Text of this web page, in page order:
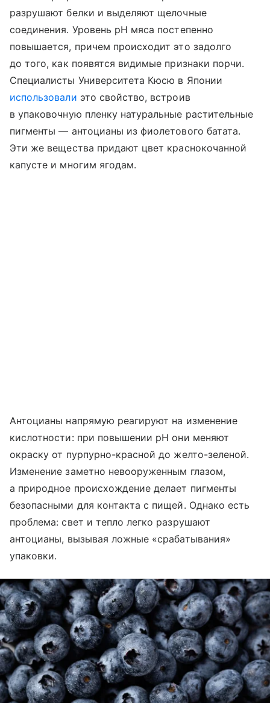
разрушают белки и выделяют щелочные
соединения. Уровень pH мяса постепенно
повышается, причем происходит это задолго
до того, как появятся видимые признаки порчи.
Специалисты Университета Кюсю в Японии
использовали это свойство, встроив
в упаковочную пленку натуральные растительные
пигменты — антоцианы из фиолетового батата.
Эти же вещества придают цвет краснокочанной
капусте и многим ягодам.
Антоцианы напрямую реагируют на изменение
кислотности: при повышении pH они меняют
окраску от пурпурно-красной до желто-зеленой.
Изменение заметно невооруженным глазом,
а природное происхождение делает пигменты
безопасными для контакта с пищей. Однако есть
проблема: свет и тепло легко разрушают
антоцианы, вызывая ложные «срабатывания»
упаковки.